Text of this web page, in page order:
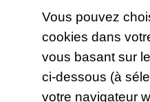
Vous pouvez
cookies dans
vous basant sur
ci-dessous (à
votre navigateur